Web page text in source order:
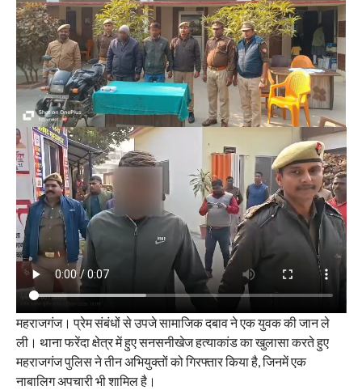
महराजगंज। प्रेम संबंधों से उपजे सामाजिक दबाव ने एक युवक की जान ले
ली। थाना फरेंदा क्षेत्र में हुए सनसनीखेज हत्याकांड का खुलासा करते हुए
महराजगंज पुलिस ने तीन अभियुक्तों को गिरफ्तार किया है, जिनमें एक
नाबालिग अपचारी भी शामिल है।